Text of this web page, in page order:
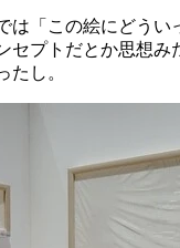
「この絵にどうい
セプトだとか思想
たし。